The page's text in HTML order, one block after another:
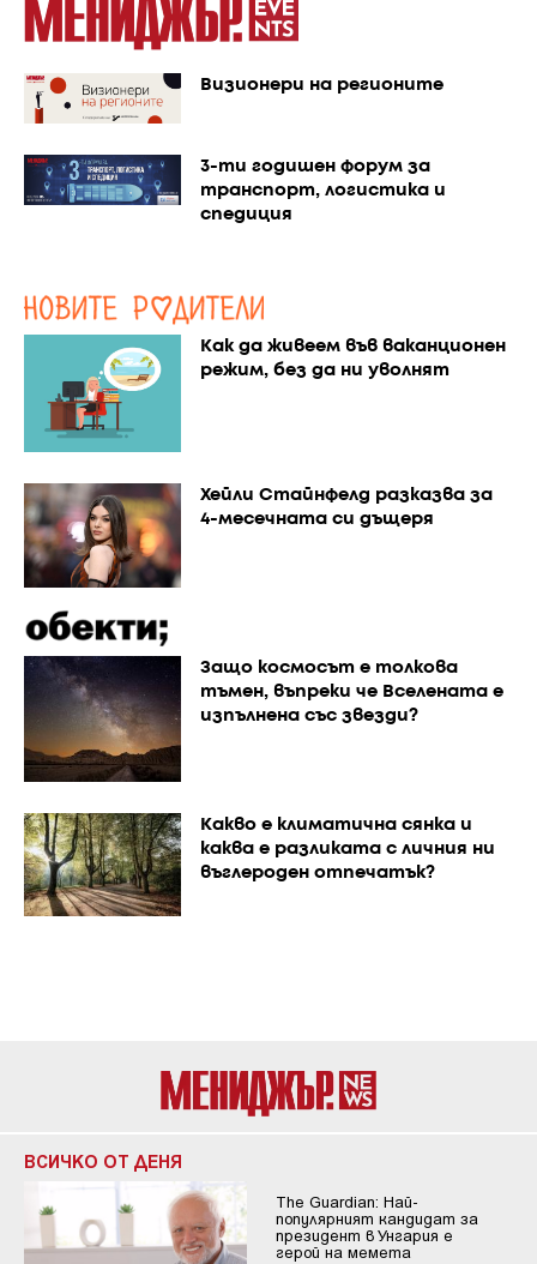
Визионери на регионите
3-ти годишен форум за
транспорт, логистика и
спедиция
Как да живеем във ваканционен
режим, без да ни уволнят
Хейли Стайнфелд разказва за
4-месечната си дъщеря
Защо космосът е толкова
тъмен, въпреки че Вселената е
изпълнена със звезди?
Каквo е климатична сянка и
каква е разликата с личния ни
въглероден отпечатък?
ВСИЧКО ОТ ДЕНЯ
The Guardian: Най-
популярният кандидат за
президент в Унгария е
герой на мемета